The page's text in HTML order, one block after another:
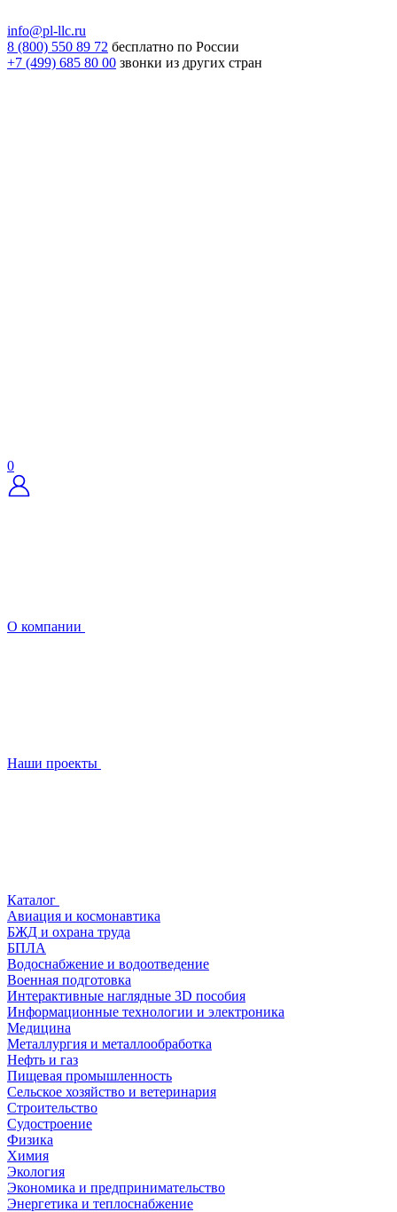
info@pl-llc.ru
8 (800) 550 89 72 бесплатно по России
+7 (499) 685 80 00 звонки из других стран
0
О компании
Наши проекты
Каталог
Авиация и космонавтика
БЖД и охрана труда
БПЛА
Водоснабжение и водоотведение
Военная подготовка
Интерактивные наглядные 3D пособия
Информационные технологии и электроника
Медицина
Металлургия и металлообработка
Нефть и газ
Пищевая промышленность
Сельское хозяйство и ветеринария
Строительство
Судостроение
Физика
Химия
Экология
Экономика и предпринимательство
Энергетика и теплоснабжение